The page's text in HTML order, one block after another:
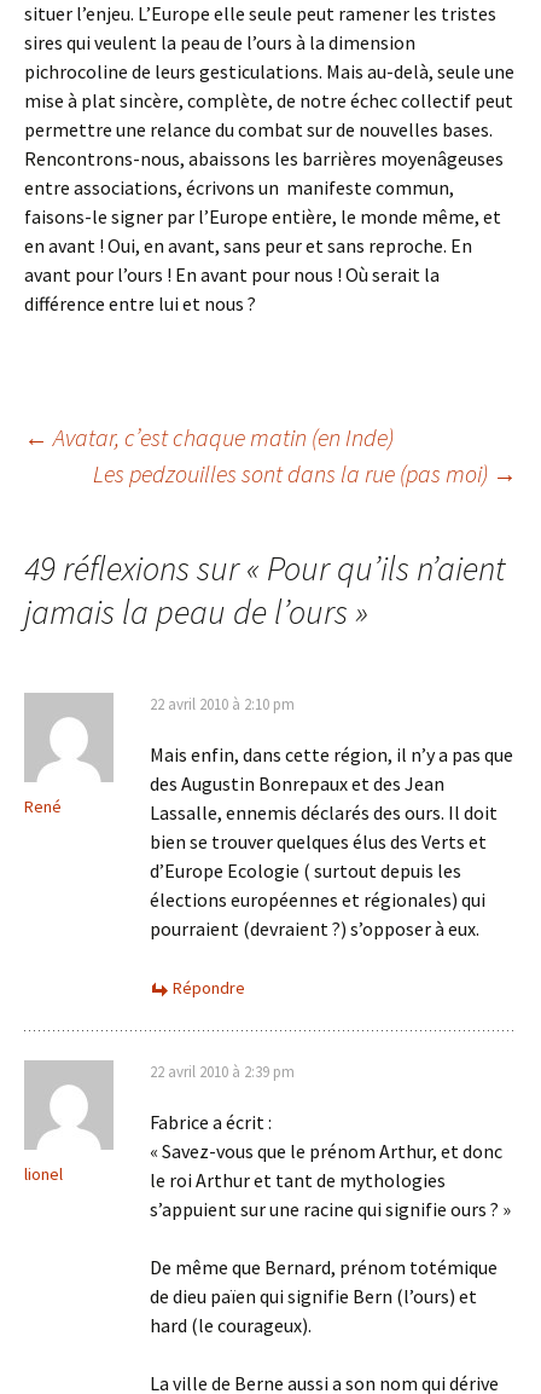
situer l’enjeu. L’Europe elle seule peut ramener les tristes
sires qui veulent la peau de l’ours à la dimension
pichrocoline de leurs gesticulations. Mais au-delà, seule une
mise à plat sincère, complète, de notre échec collectif peut
permettre une relance du combat sur de nouvelles bases.
Rencontrons-nous, abaissons les barrières moyenâgeuses
entre associations, écrivons un manifeste commun,
faisons-le signer par l’Europe entière, le monde même, et
en avant ! Oui, en avant, sans peur et sans reproche. En
avant pour l’ours ! En avant pour nous ! Où serait la
différence entre lui et nous ?
Navigation
articles
← Avatar, c’est chaque matin (en Inde)
Les pedzouilles sont dans la rue (pas moi) →
49 réflexions sur « Pour qu’ils n’aient
jamais la peau de l’ours»
René
22 avril 2010 à 2:10 pm
Mais enfin, dans cette région, il n’y a pas que
des Augustin Bonrepaux et des Jean
Lassalle, ennemis déclarés des ours. Il doit
bien se trouver quelques élus des Verts et
d’Europe Ecologie ( surtout depuis les
élections européennes et régionales) qui
pourraient (devraient ?) s’opposer à eux.
Répondre
lionel
22 avril 2010 à 2:39 pm
Fabrice a écrit :
« Savez-vous que le prénom Arthur, et donc
le roi Arthur et tant de mythologies
s’appuient sur une racine qui signifie ours ? »
De même que Bernard, prénom totémique
de dieu païen qui signifie Bern (l’ours) et
hard (le courageux).
La ville de Berne aussi a son nom qui dérive